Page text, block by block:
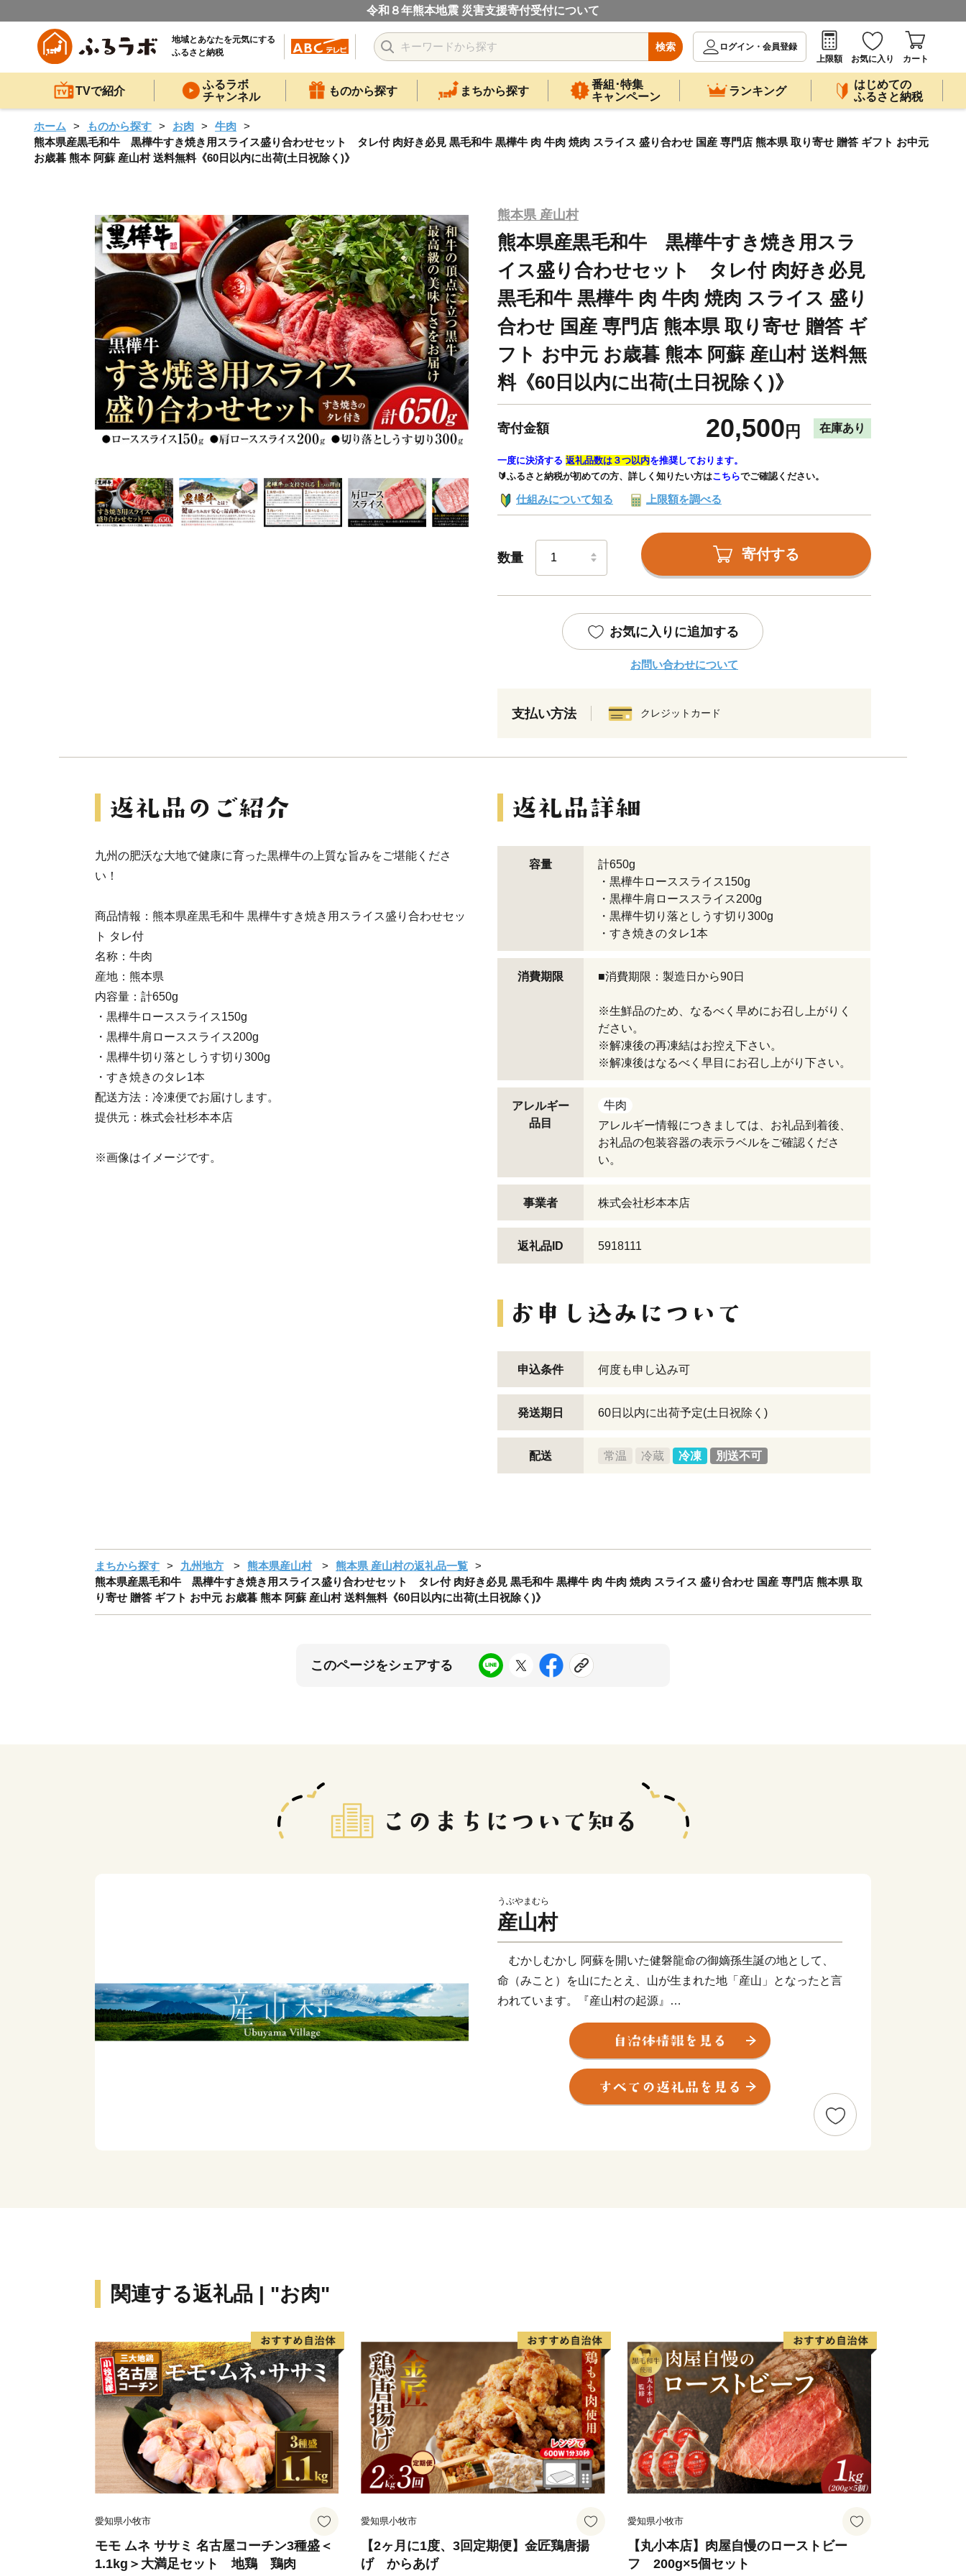
令和８年熊本地震 災害支援寄付受付について
地域とあなたを元気にする
ふるさと納税
検索
ログイン・会員登録
上限額
お気に入り カート
TVで紹介
ふるラボ
チャンネル
ものから探す まちから探す
番組･特集
キャンペーン
ランキング
はじめての
ふるさと納税
ホーム ものから探す お肉
牛肉
熊本県産黒毛和牛 黒樺牛すき焼き用スライス盛り合わせセット タレ付 肉好き必見 黒毛和牛 黒樺牛 肉 牛肉 焼肉 スライス 盛り合わせ 国産 専門店 熊本県 取り寄せ 贈答 ギフト お中元
お歳暮 熊本 阿蘇 産山村 送料無料《60日以内に出荷(土日祝除く)》
熊本県 産山村
熊本県産黒毛和牛 黒樺牛すき焼き用スラ
イス盛り合わせセット タレ付 肉好き必見
黒毛和牛 黒樺牛 肉 牛肉 焼肉 スライス 盛り
合わせ 国産 専門店 熊本県 取り寄せ 贈答 ギ
フト お中元 お歳暮 熊本 阿蘇 産山村 送料無
料《60日以内に出荷(土日祝除く)》
寄付金額 20,500 円 在庫あり
一度に決済する 返礼品数は３つ以内を推奨しております。
🔰ふるさと納税が初めての方、詳しく知りたい方はこちらでご確認ください。
仕組みについて知る 上限額を調べる
数量 寄付する
お気に入りに追加する
お問い合わせについて
支払い方法 クレジットカード
九州の肥沃な大地で健康に育った黒樺牛の上質な旨みをご堪能くださ
い！
商品情報：熊本県産黒毛和牛 黒樺牛すき焼き用スライス盛り合わせセッ
ト タレ付
名称：牛肉
産地：熊本県
内容量：計650g
・黒樺牛ローススライス150g
・黒樺牛肩ローススライス200g
・黒樺牛切り落としうす切り300g
・すき焼きのタレ1本
配送方法：冷凍便でお届けします。
提供元：株式会社杉本本店
※画像はイメージです。
容量
計650g
・黒樺牛ローススライス150g
・黒樺牛肩ローススライス200g
・黒樺牛切り落としうす切り300g
・すき焼きのタレ1本
消費期限 ■消費期限：製造日から90日
※生鮮品のため、なるべく早めにお召し上がりく
ださい。
※解凍後の再凍結はお控え下さい。
※解凍後はなるべく早目にお召し上がり下さい。
アレルギー
品目
牛肉
アレルギー情報につきましては、お礼品到着後、
お礼品の包装容器の表示ラベルをご確認くださ
い。
事業者 株式会社杉本本店
返礼品ID 5918111
申込条件 何度も申し込み可
発送期日 60日以内に出荷予定(土日祝除く)
配送 常温 冷蔵 冷凍 別送不可
まちから探す 九州地方 熊本県産山村
熊本県 産山村の返礼品一覧
熊本県産黒毛和牛 黒樺牛すき焼き用スライス盛り合わせセット タレ付 肉好き必見 黒毛和牛 黒樺牛 肉 牛肉 焼肉 スライス 盛り合わせ 国産 専門店 熊本県 取
り寄せ 贈答 ギフト お中元 お歳暮 熊本 阿蘇 産山村 送料無料《60日以内に出荷(土日祝除く)》
このページをシェアする
うぶやまむら
産山村
むかしむかし 阿蘇を開いた健磐龍命の御嫡孫生誕の地として、
命（みこと）を山にたとえ、山が生まれた地「産山」となったと言
われています。『産山村の起源』
『神様が産まれた村』産山村は熊本県の最北端、九州のほぼ中央
に位置し、阿蘇山や大分県の九重火山群等に囲まれた標高500～
1,050mの高原地帯です。稲作・畜産を中心に農業が発達し、その
営みが集落活動の原点となり、地域文化となって今に継承されてい
関連する返礼品 | "お肉"
愛知県小牧市
モモ ムネ ササミ 名古屋コーチン3種盛＜
1.1kg＞大満足セット 地鶏 鶏肉
愛知県小牧市
【2ヶ月に1度、3回定期便】金匠鶏唐揚
げ からあげ
愛知県小牧市
【丸小本店】肉屋自慢のローストビー
フ 200g×5個セット